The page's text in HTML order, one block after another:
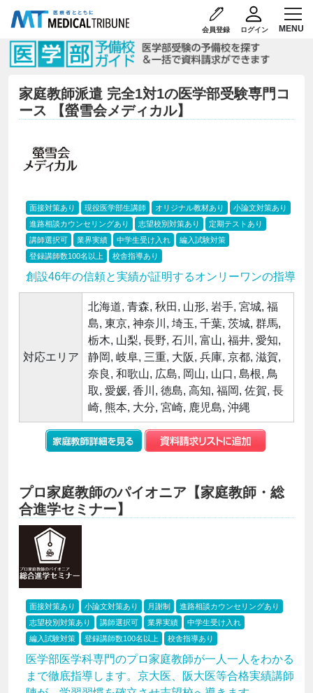
会員登録 ログイン
家庭教師派遣 完全1対1の医学部受験専門コ
ース 【螢雪会メディカル】
面接対策あり 現役医学部生講師 オリジナル教材あり
小論文対策あり
進路相談カウンセリングあり
志望校別対策あり
定期テストあり
講師選択可
業界実績 中学生受け入れ
編入試験対策
登録講師数100名以上
校舎指導あり
創設46年の信頼と実績が証明するオンリーワンの指導
対応エリア
北海道, 青森, 秋田, 山形, 岩手, 宮城, 福
島, 東京, 神奈川, 埼玉, 千葉, 茨城, 群馬,
栃木, 山梨, 長野, 石川, 富山, 福井, 愛知,
静岡, 岐阜, 三重, 大阪, 兵庫, 京都, 滋賀,
奈良, 和歌山, 広島, 岡山, 山口, 島根, 鳥
取, 愛媛, 香川, 徳島, 高知, 福岡, 佐賀, 長
崎, 熊本, 大分, 宮崎, 鹿児島, 沖縄
プロ家庭教師のパイオニア【家庭教師・総
合進学セミナー】
面接対策あり 小論文対策あり 月謝制
進路相談カウンセリングあり
志望校別対策あり
講師選択可 業界実績
中学生受け入れ
編入試験対策
登録講師数100名以上 校舎指導あり
医学部医学科専門のプロ家庭教師が一人一人をわかる
まで徹底指導します。京大医、阪大医等合格実績講師